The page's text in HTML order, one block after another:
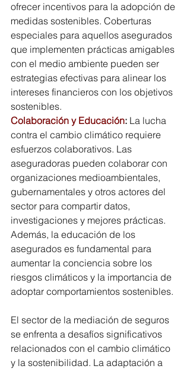
ofrecer incentivos para la adopción de
medidas sostenibles. Coberturas
especiales para aquellos asegurados
que implementen prácticas amigables
con el medio ambiente pueden ser
estrategias efectivas para alinear los
intereses financieros con los objetivos
sostenibles.
Colaboración y Educación: La lucha
contra el cambio climático requiere
esfuerzos colaborativos. Las
aseguradoras pueden colaborar con
organizaciones medioambientales,
gubernamentales y otros actores del
sector para compartir datos,
investigaciones y mejores prácticas.
Además, la educación de los
asegurados es fundamental para
aumentar la conciencia sobre los
riesgos climáticos y la importancia de
adoptar comportamientos sostenibles.
El sector de la mediación de seguros
se enfrenta a desafíos significativos
relacionados con el cambio climático
y la sostenibilidad. La adaptación a